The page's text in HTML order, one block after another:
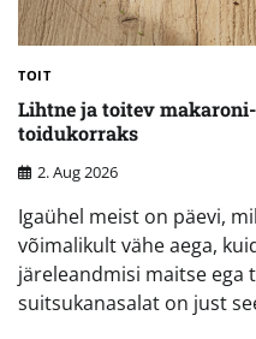
TOIT
Lihtne ja toitev
toidukorraks
2. Aug 2026
Igaühel meist on päevi,
võimalikult vähe aega,
järeleandmisi maitse ega
suitsukanasalat on just